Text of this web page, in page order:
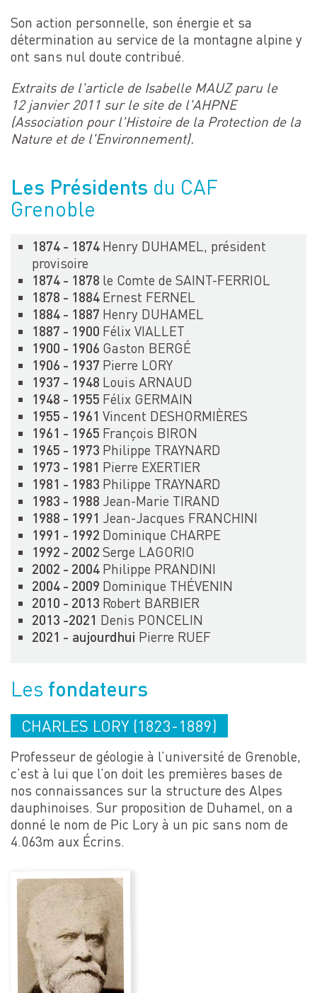
Son action personnelle, son énergie et sa
détermination au service de la montagne alpine y
ont sans nul doute contribué.
Extraits de l'article de Isabelle MAUZ paru le
12 janvier 2011 sur le site de l'AHPNE
(Association pour l'Histoire de la Protection de la
Nature et de l'Environnement).
Les Présidents du CAF
Grenoble
1874 - 1874 Henry DUHAMEL, président
provisoire
1874 - 1878 le Comte de SAINT-FERRIOL
1878 - 1884 Ernest FERNEL
1884 - 1887 Henry DUHAMEL
1887 - 1900 Félix VIALLET
1900 - 1906 Gaston BERGÉ
1906 - 1937 Pierre LORY
1937 - 1948 Louis ARNAUD
1948 - 1955 Félix GERMAIN
1955 - 1961 Vincent DESHORMIÈRES
1961 - 1965 François BIRON
1965 - 1973 Philippe TRAYNARD
1973 - 1981 Pierre EXERTIER
1981 - 1983 Philippe TRAYNARD
1983 - 1988 Jean-Marie TIRAND
1988 - 1991 Jean-Jacques FRANCHINI
1991 - 1992 Dominique CHARPE
1992 - 2002 Serge LAGORIO
2002 - 2004 Philippe PRANDINI
2004 - 2009 Dominique THÉVENIN
2010 - 2013 Robert BARBIER
2013 -2021 Denis PONCELIN
2021 - aujourdhui Pierre RUEF
Les fondateurs
CHARLES LORY (1823-1889)
Professeur de géologie à l’université de Grenoble,
c’est à lui que l’on doit les premières bases de
nos connaissances sur la structure des Alpes
dauphinoises. Sur proposition de Duhamel, on a
donné le nom de Pic Lory à un pic sans nom de
4.063m aux Écrins.